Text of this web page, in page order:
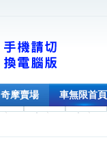
奇摩賣場 車無限首頁